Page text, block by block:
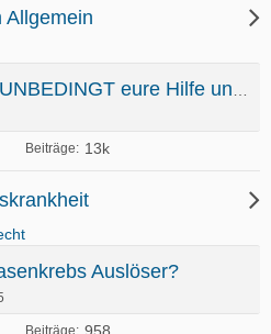
Allgemein
Beiträge 13k
Beiträge
Auslöser?